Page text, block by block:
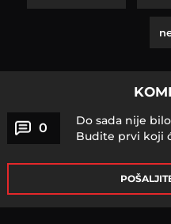
0
Do sada nije
Budite prvi koji